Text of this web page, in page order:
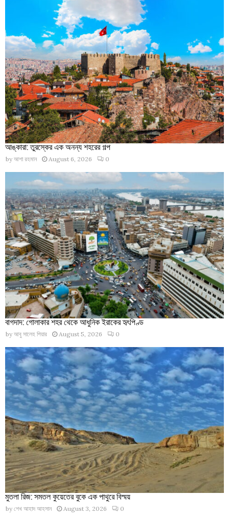
আঙ্কারা: তুরস্কের এক অনন্য শহরের গল্প
by আশা রহমান August 6, 2026 0
বাগদাদ: গোলাকার শহর থেকে আধুনিক ইরাকের হৃৎপিণ্ড
by আবু সালেহ পিয়ার August 5, 2026 0
মুতলা রিজ: সমতল কুয়েতের বুকে এক পাথুরে বিস্ময়
by শেখ আহাদ আহসান August 3, 2026 0